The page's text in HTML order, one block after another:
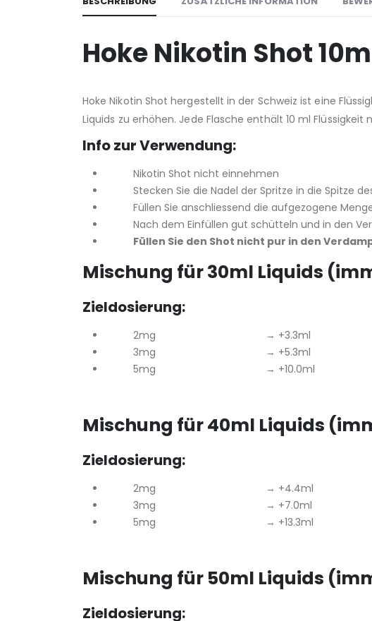
Hoke Nikotin Shot
Hoke Nikotin Shot hergestellt in der Schweiz ist eine
Liquids zu erhöhen. Jede Flasche enthält 10 ml
Info zur Verwendung:
Nikotin Shot nicht einnehmen
Stecken Sie die Nadel der Spritze in die Spitze
Füllen Sie anschliessend die aufgezogene
Nach dem Einfüllen gut schütteln und in den
Füllen Sie den Shot nicht pur in den
Mischung für 30ml Liquids
Zieldosierung:
2mg → +3.3ml
3mg → +5.3ml
5mg → +10.0ml
Mischung für 40ml Liquids
Zieldosierung:
2mg → +4.4ml
3mg → +7.0ml
5mg → +13.3ml
Mischung für 50ml Liquids
Zieldosierung: